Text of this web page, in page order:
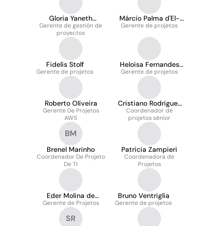
Gloria Yaneth
Hernandez Alonso
Gerente de gestión de
proyectos
Márcio Palma d'El-
Rei Pinto
Gerente de projetos
Fidelis Stolf
Gerente de projetos
Heloisa Fernandes
Ignácio
Gerente de projetos
Roberto Oliveira
Gerente De Projetos
AWS
Cristiano Rodrigues
- Liderança Lean em
Gestão de Projetos
Coordenador de
projetos sênior
BM
Brenel Marinho
Coordenador De Projeto
De TI
Patricia Zampieri
Coordenadora de
Projetos
Eder Molina de
Oliveira
Gerente de Projetos
Bruno Ventriglia
Gerente de projetos
SR